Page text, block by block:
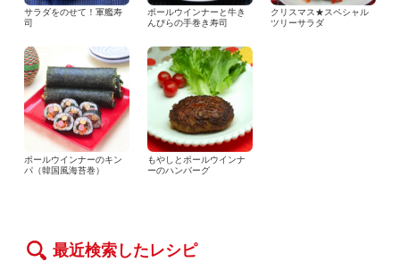
サラダをのせて！軍艦寿
司
ポールウインナーと牛き
んぴらの手巻き寿司
クリスマス★スペシャル
ツリーサラダ
ポールウインナーのキン
パ（韓国風海苔巻）
もやしとポールウインナ
ーのハンバーグ
最近検索したレシピ